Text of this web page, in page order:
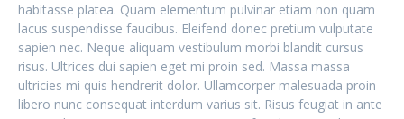
habitasse platea. Quam elementum pulvinar etiam non quam
lacus suspendisse faucibus. Eleifend donec pretium vulputate
sapien nec. Neque aliquam vestibulum morbi blandit cursus
risus. Ultrices dui sapien eget mi proin sed. Massa massa
ultricies mi quis hendrerit dolor. Ullamcorper malesuada proin
libero nunc consequat interdum varius sit. Risus feugiat in ante